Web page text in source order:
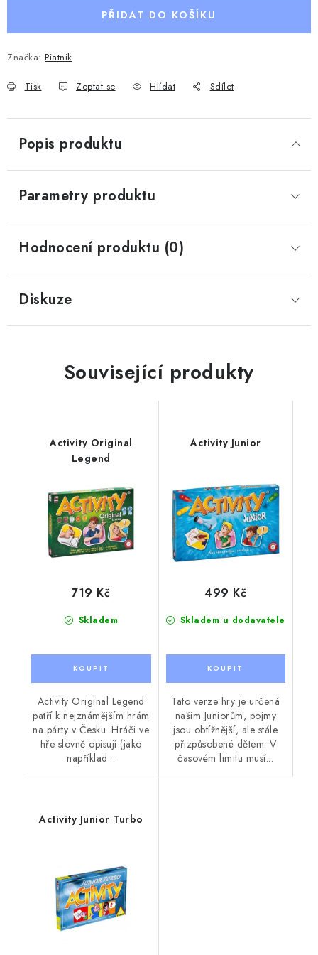
PŘIDAT DO KOŠÍKU
Značka: Piatnik
Tisk Zeptat se Hlídat Sdílet
Popis produktu
Parametry produktu
Hodnocení produktu (0)
Diskuze
Související produkty
Activity Original
Legend
Skladem
719 Kč
Activity Original Legend
patří k nejznámějším hrám
na párty v Česku. Hráči ve
hře slovně opisují (jako
například...
Activity Junior
Skladem u dodavatele
499 Kč
Tato verze hry je určená
našim Juniorům, pojmy
jsou obtížnější, ale stále
přizpůsobené dětem. V
časovém limitu musí...
Activity Junior Turbo